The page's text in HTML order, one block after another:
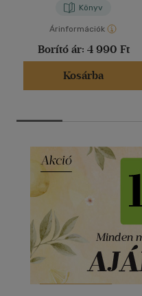
Könyv
Árinformációk
Borító ár: 4 990 Ft
Kosárba